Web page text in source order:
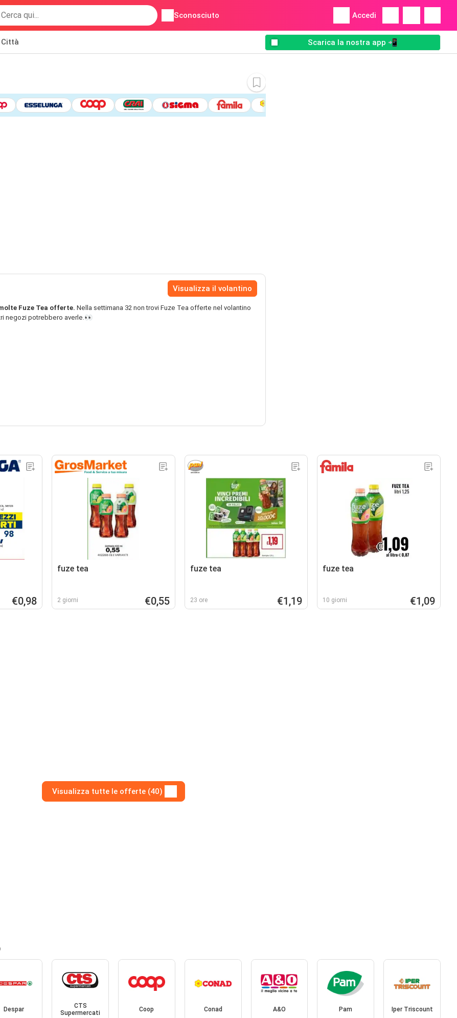
Sconosciuto Accedi
Città Scarica la nostra app 📲
Visualizza il volantino
Fuze Tea offerte. Nella settimana 32 non trovi Fuze Tea offerte nel volantino
negozi potrebbero averle.👀
€0,98
fuze tea
2 giorni €0,55
fuze tea
23 ore €1,19
fuze tea
10 giorni €1,09
Visualizza tutte le offerte (40)
Despar
CTS
Supermercati
Coop Conad A&O Pam Iper Triscount